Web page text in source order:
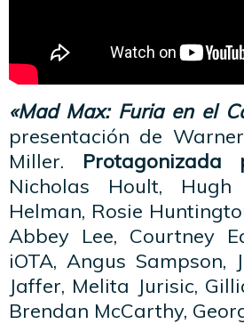
«Mad Max: Furia en el
presentación de
Miller. Protagonizada
Nicholas Hoult, Hugh
Helman, Rosie
Abbey Lee, Courtney
iOTA, Angus Sampson,
Jaffer, Melita Jurisic,
Brendan McCarthy,